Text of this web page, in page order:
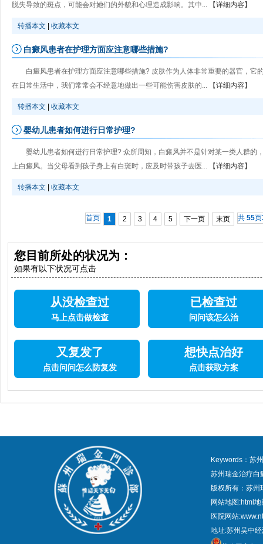
脱失导致的斑点，可能会对她们的外貌和心理造成影响。其中...
【详细内容】
转播本文 收藏本文
白癜风患者在护理方面应注意哪些措施?
白癜风患者在护理方面应注意哪些措施? 皮肤作为人体非常重要的器官，它
在日常生活中，我们常常会不经意地做出一些可能伤害皮肤的...
【详细内容】
转播本文 收藏本文
婴幼儿患者如何进行日常护理?
婴幼儿患者如何进行日常护理? 众所周知，白癜风并不是针对某一类人群的
上白癜风。当父母看到孩子身上有白斑时，应及时带孩子去医...
【详细内容】
转播本文 收藏本文
首页 1 2 3 4 5 下一页 末页 共 55页
您目前所处的状况为：
如果有以下状况可点击
从没检查过
马上点击做检查
已检查过
问问该怎么治
又复发了
点击问问怎么防复发
想快点治好
点击获取方案
Keywords：苏
苏州瑞金治疗白
版权所有：苏
网站地图:html地
医院网站
地址:苏州吴中